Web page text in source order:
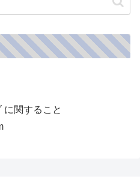
に関すること